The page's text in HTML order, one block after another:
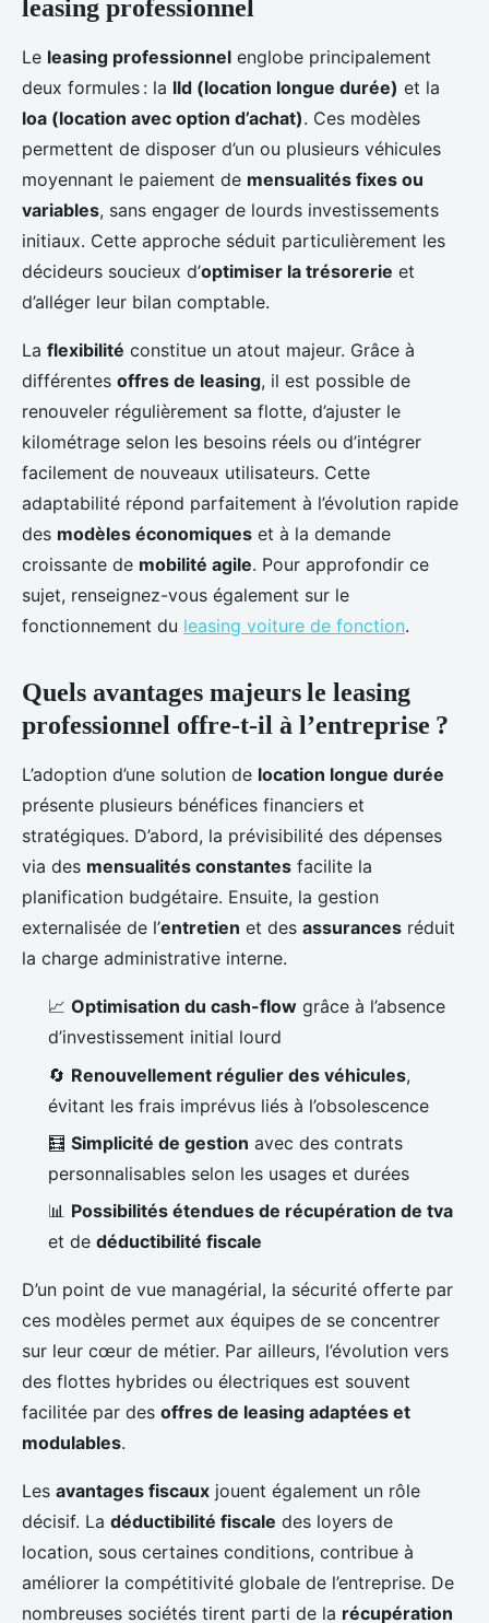
leasing professionnel
Le leasing professionnel englobe principalement
deux formules : la lld (location longue durée) et la
loa (location avec option d’achat). Ces modèles
permettent de disposer d’un ou plusieurs véhicules
moyennant le paiement de mensualités fixes ou
variables, sans engager de lourds investissements
initiaux. Cette approche séduit particulièrement les
décideurs soucieux d’optimiser la trésorerie et
d’alléger leur bilan comptable.
La flexibilité constitue un atout majeur. Grâce à
différentes offres de leasing, il est possible de
renouveler régulièrement sa flotte, d’ajuster le
kilométrage selon les besoins réels ou d’intégrer
facilement de nouveaux utilisateurs. Cette
adaptabilité répond parfaitement à l’évolution rapide
des modèles économiques et à la demande
croissante de mobilité agile. Pour approfondir ce
sujet, renseignez-vous également sur le
fonctionnement du leasing voiture de fonction.
Quels avantages majeurs le leasing
professionnel offre-t-il à l’entreprise ?
L’adoption d’une solution de location longue durée
présente plusieurs bénéfices financiers et
stratégiques. D’abord, la prévisibilité des dépenses
via des mensualités constantes facilite la
planification budgétaire. Ensuite, la gestion
externalisée de l’entretien et des assurances réduit
la charge administrative interne.
📈 Optimisation du cash-flow grâce à l’absence
d’investissement initial lourd
🔄 Renouvellement régulier des véhicules,
évitant les frais imprévus liés à l’obsolescence
🧮 Simplicité de gestion avec des contrats
personnalisables selon les usages et durées
📊 Possibilités étendues de récupération de tva
et de déductibilité fiscale
D’un point de vue managérial, la sécurité offerte par
ces modèles permet aux équipes de se concentrer
sur leur cœur de métier. Par ailleurs, l’évolution vers
des flottes hybrides ou électriques est souvent
facilitée par des offres de leasing adaptées et
modulables.
Les avantages fiscaux jouent également un rôle
décisif. La déductibilité fiscale des loyers de
location, sous certaines conditions, contribue à
améliorer la compétitivité globale de l’entreprise. De
nombreuses sociétés tirent parti de la récupération